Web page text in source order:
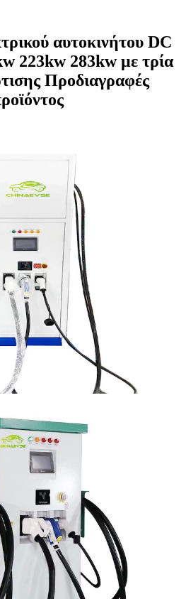
αυτοκινήτου DC
223kw 283kw με τρία
Προδιαγραφές